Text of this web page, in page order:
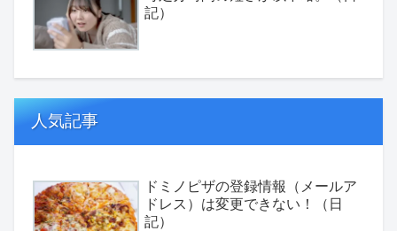
記）
人気記事
ドミノピザの登録情報（メールア
ドレス）は変更できない！（日
記）